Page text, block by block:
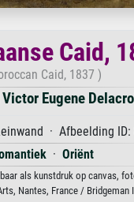
Caid,
Caid, 1837 )
Eugene
· Afbeelding ID:
· Oriënt
als kunstdruk op canvas,
Nantes, France / Bridgeman